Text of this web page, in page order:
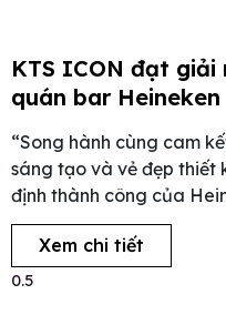
KTS ICON đạt
quán bar Heineken
“Song hành cùng cam
sáng tạo và vẻ đẹp thiết
định thành công của
Xem chi tiết